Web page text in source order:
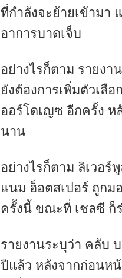
ที่กำลังจะย้ายเข้ามา
อาการบาดเจ็บ
อย่างไรก็ตาม รายงา
ยังต้องการเพิ่มตัวเลื
ออร์โดเญซ อีกครั้ง
นาน
อย่างไรก็ตาม ลิเวอร์
แนม ฮ็อตสเปอร์ ถูก
ครั้งนี้ ขณะที่ เชลซี ก็
รายงานระบุว่า คลับ
ปีแล้ว หลังจากก่อนห